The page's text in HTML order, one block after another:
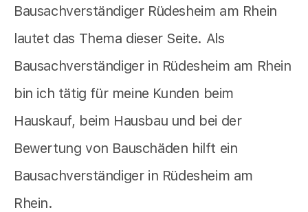
Bausachverständiger Rüdesheim am Rhein
lautet das Thema dieser Seite. Als
Bausachverständiger in Rüdesheim am Rhein
bin ich tätig für meine Kunden beim
Hauskauf, beim Hausbau und bei der
Bewertung von Bauschäden hilft ein
Bausachverständiger in Rüdesheim am
Rhein.